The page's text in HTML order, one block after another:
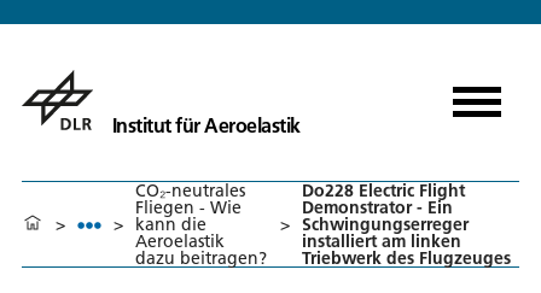
Institut für Aeroelastik
> >
CO₂-neutrales
Fliegen - Wie
kann die
Aeroelastik
dazu beitragen?
>
Do228 Electric Flight
Demonstrator - Ein
Schwingungserreger
installiert am linken
Triebwerk des Flugzeuges